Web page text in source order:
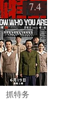
7.4
抓特务